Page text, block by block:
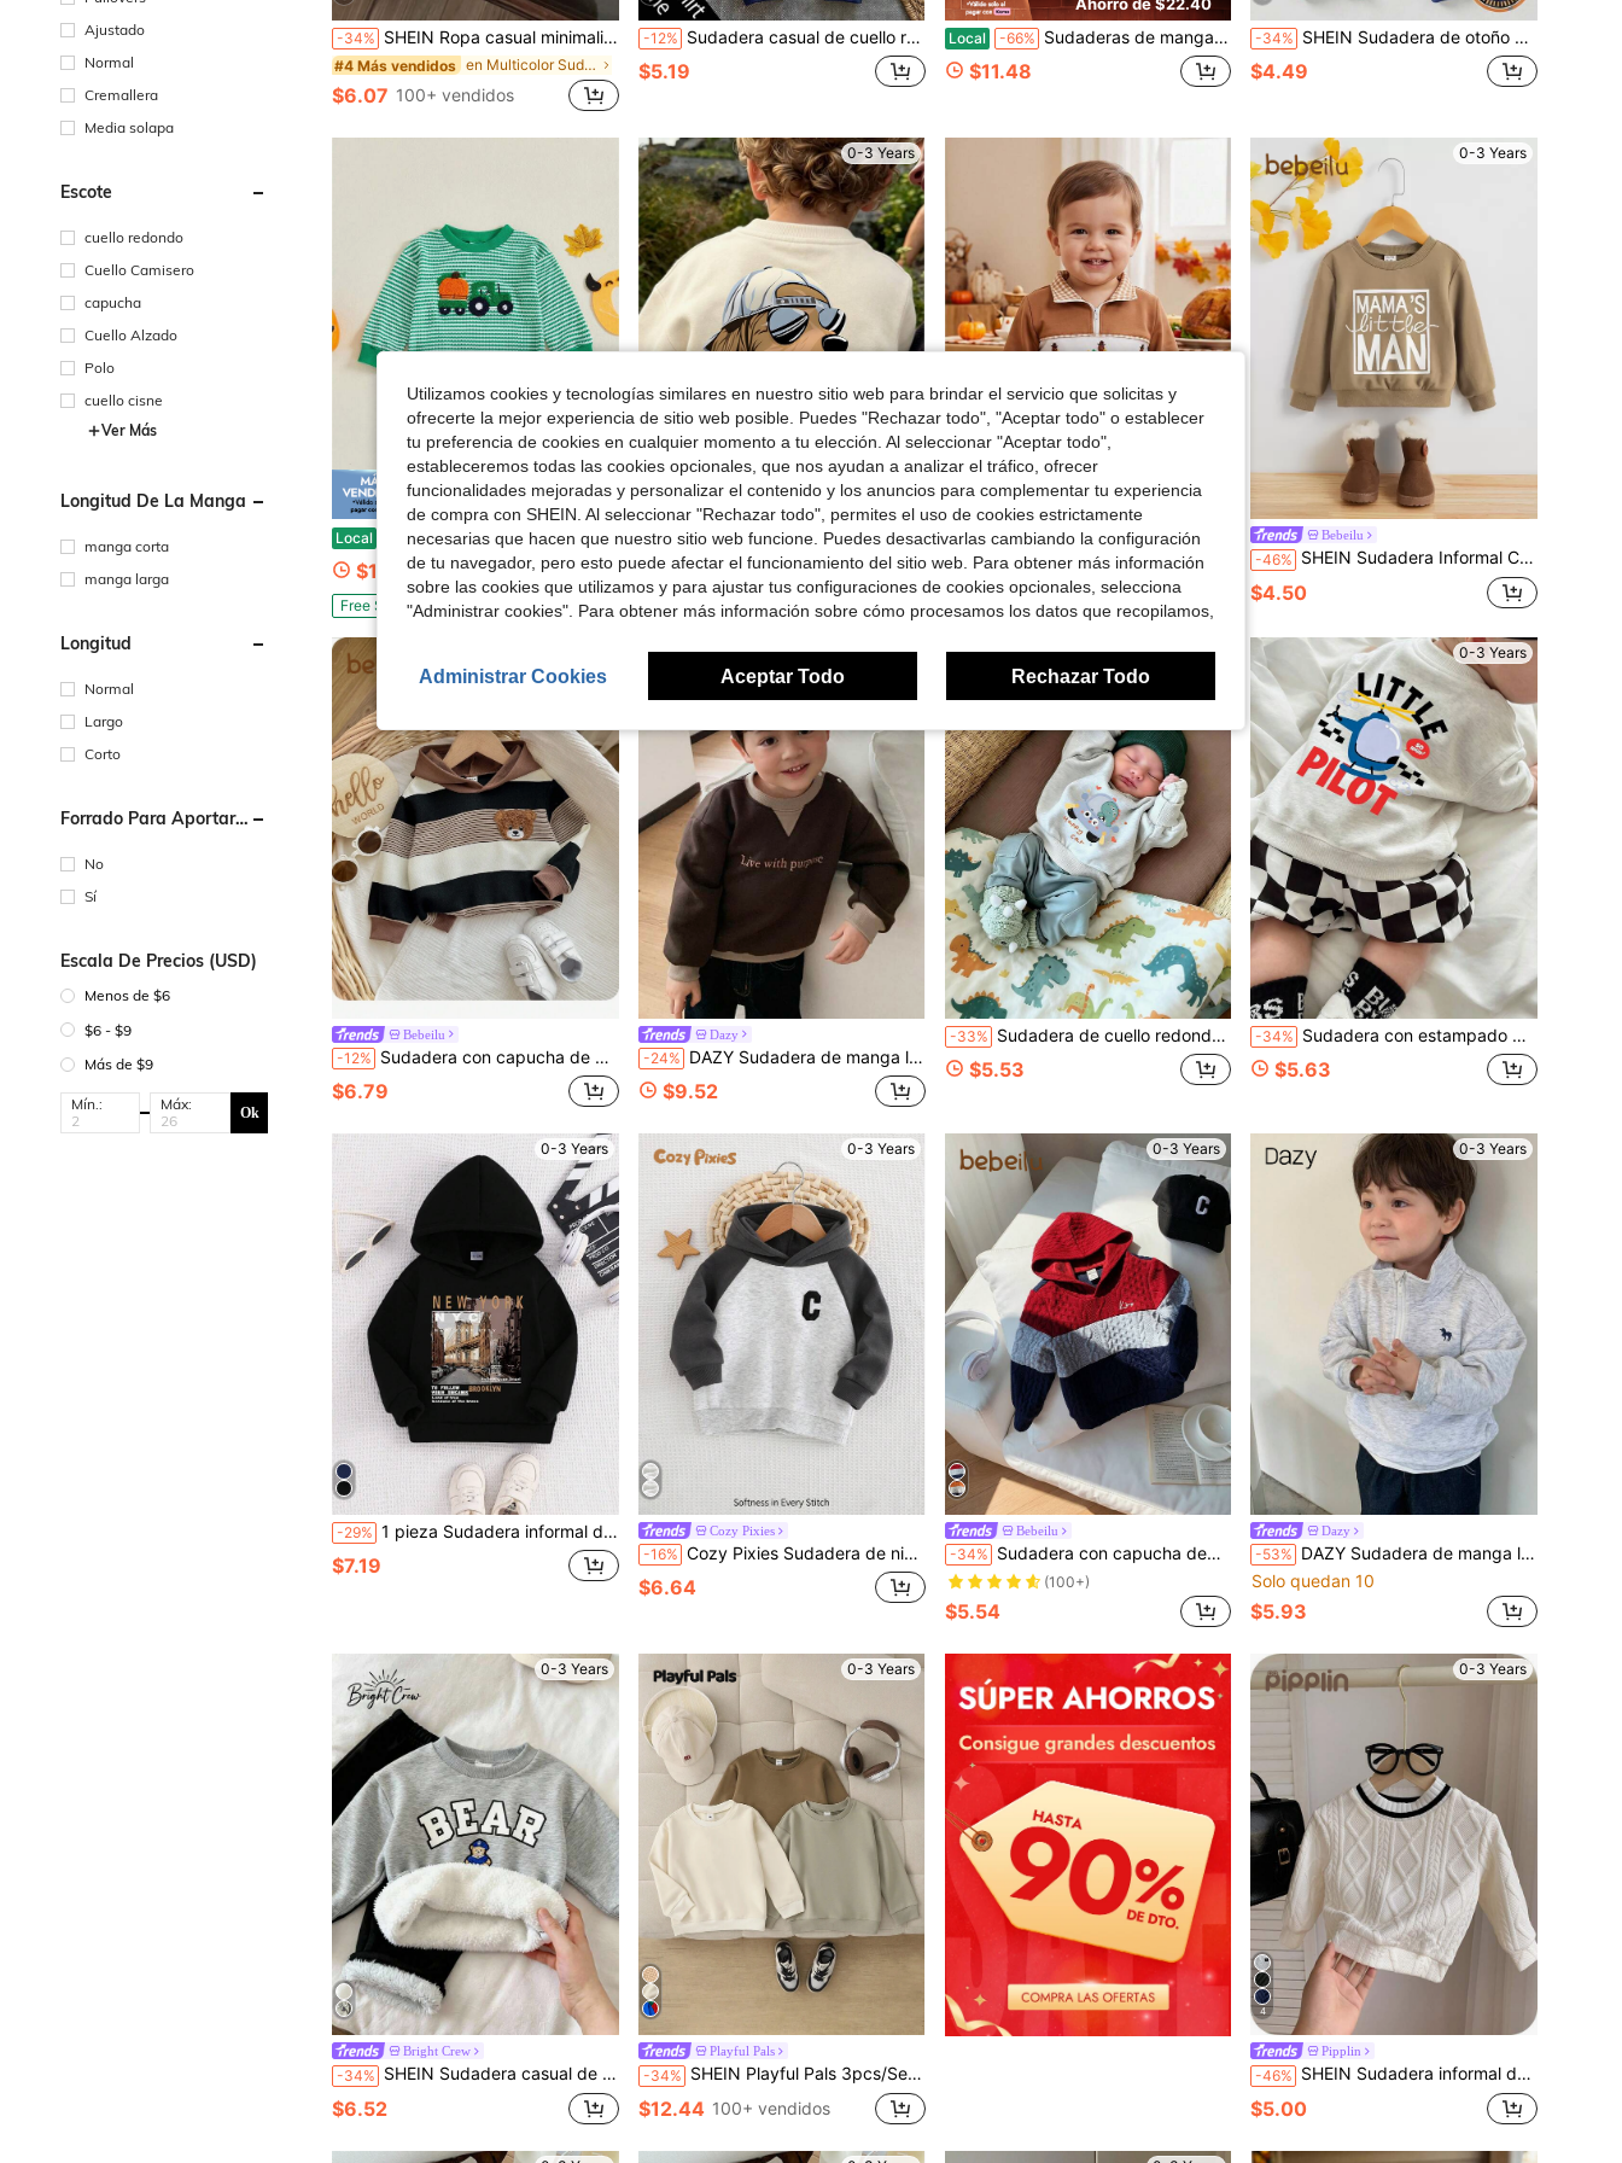
Ajustado
Normal
Cremallera
Media solapa
Escote
cuello redondo
Cuello Camisero
capucha
Cuello Alzado
Polo
cuello cisne
Ver Más
Longitud De La Manga
manga corta
manga larga
Longitud
Normal
Largo
Corto
Forrado Para Aportar
No
Sí
Escala De Precios (USD)
Menos de $6
$6 - $9
Más de $9
Mín.: Máx: Ok
-34% SHEIN Ropa casual minimalista y clásica para bebé niño, con estilo a rayas, oso de peluche, diseño lindo, sudadera holgada y cómoda de punto suave, adecuada para otoño/invierno
#4 Más vendidos en Multicolor Sudaderas para bebés niños
$6.07 100+ vendidos
-12% Sudadera casual de cuello redondo para bebé y niño pequeño, estampado clásico y lindo de animales de dibujos animados dibujados a mano, mono, cebra, hipopótamo, león, tigre, jirafa, rinoceronte, estampado de imagen de dibujos animados dibujados a mano, adecuado para otoño/invierno
$5.19
Local -66% Sudaderas de manga larga con estampado de ganso para niño pequeño y bebé en Halloween, tops de otoño
$11.48
-34% SHEIN Sudadera de otoño para bebé niño con estampado de animales de dibujos animados, forro térmico, gruesa, cuello redondo, manga larga, suave y cómoda
$4.49
Ahorro de $8.20
Local -38% Mono de Halloween para bebé recién nacido niño, sudadera de manga larga a rayas, body con estampado de calabaza, 3M 6M 9M 12M 18M, camiseta casual para bebé
$13.12
Free Shipping
0-3 Years
-34% Sudadera de manga larga casual, holgada y cómoda para uso diario para bebé niño, con estampado de perro de dibujos animados, adecuada para otoño/invierno
$5.58
Ahorro de $10.82
Local -50% Sudadera tipo pulóver de manga larga con cuello alto para niño pequeño, tema de Acción de Gracias
$10.76
0-3 Years
Bebeilu
-46% SHEIN Sudadera Informal Con Estampado De Eslogan Simple Para Bebé, Perfecta Para Atuendo De Otoño E Invierno
$4.50
Bebeilu
-12% Sudadera con capucha de niño bebé con patrón de rayas y dibujos animados, versátil para otoño/invierno
$6.79
0-3 Years
Dazy
-24% DAZY Sudadera de manga larga con cuello redondo y bloques de color patchwork para niños pequeños, otoño/invierno
$9.52
0-3 Years
-33% Sudadera de cuello redondo con estampado de dibujos animados creativos para recién nacidos, con patrón de dinosaurio de dibujos animados. Adecuada para usar en otoño e invierno.
$5.53
0-3 Years
-34% Sudadera con estampado de helicóptero creativo y juguetón para recién nacidos, top versátil para el atuendo diario del bebé, adecuado para usar en otoño e invierno.
$5.63
0-3 Years
-29% 1 pieza Sudadera informal de moda para niño pequeño con estampado gráfico de letras, otoño/invierno
$7.19
0-3 Years
Cozy Pixies
-16% Cozy Pixies Sudadera de niño con mangas raglán de color contrastante, informal y versátil para otoño/invierno
$6.64
0-3 Years
Bebeilu
-34% Sudadera con capucha deportiva, casual, mona, de calle, de estilo preppy, coreana, japonesa, versátil, simple y cómoda, con bloques de color, para niño o niña bebé
(100+)
$5.54
0-3 Years
Dazy
-53% DAZY Sudadera de manga larga con cuello bordado de dibujos animados para niños pequeños, otoño/invierno
Solo quedan 10
$5.93
0-3 Years
Bright Crew
-34% SHEIN Sudadera casual de niño con estampado de letras y oso, forrada térmicamente, adecuada para uso diario, actividades al aire deportes en otoño/invierno
$6.52
0-3 Years
Playful Pals
-34% SHEIN Playful Pals 3pcs/Set Sudaderas Unisex para Bebé Manga Larga Cuello Redondo Pullover Ajuste Holgado unicolor Ropa Neutra Verde Oliva Otoño Modesto Regreso a la Escuela Otoño
$12.44 100+ vendidos
0-3 Years
4
Pipplin
-46% SHEIN Sudadera informal de cuello alto de manga larga con parche de diamante a cuadros para bebé niño/niña, apta para otoño e invierno, color blanco
$5.00
Utilizamos cookies y tecnologías similares en nuestro sitio web para brindar el servicio que solicitas y
ofrecerte la mejor experiencia de sitio web posible. Puedes "Rechazar todo", "Aceptar todo" o establecer
tu preferencia de cookies en cualquier momento a tu elección. Al seleccionar "Aceptar todo",
estableceremos todas las cookies opcionales, que nos ayudan a analizar el tráfico, ofrecer
funcionalidades mejoradas y personalizar el contenido y los anuncios para complementar tu experiencia
de compra con SHEIN. Al seleccionar "Rechazar todo", permites el uso de cookies estrictamente
necesarias que hacen que nuestro sitio web funcione. Puedes desactivarlas cambiando la configuración
de tu navegador, pero esto puede afectar el funcionamiento del sitio web. Para obtener más información
sobre las cookies que utilizamos y para ajustar tus configuraciones de cookies opcionales, selecciona
"Administrar cookies". Para obtener más información sobre cómo procesamos los datos que recopilamos,
Administrar Cookies Aceptar Todo Rechazar Todo